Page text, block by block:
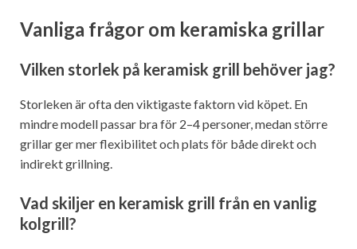
Vanliga frågor om keramiska grillar
Vilken storlek på keramisk grill behöver jag?
Storleken är ofta den viktigaste faktorn vid köpet. En
mindre modell passar bra för 2–4 personer, medan större
grillar ger mer flexibilitet och plats för både direkt och
indirekt grillning.
Vad skiljer en keramisk grill från en vanlig
kolgrill?